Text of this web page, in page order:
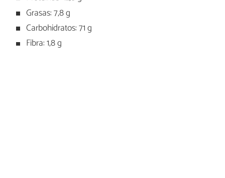
Grasas: 7,8 g
Carbohidratos: 71 g
Fibra: 1,8 g